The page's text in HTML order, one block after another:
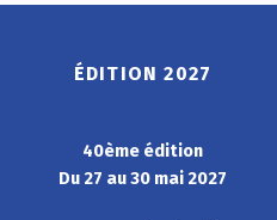
ÉDITION 2027
40ème édition
Du 27 au 30 mai 2027